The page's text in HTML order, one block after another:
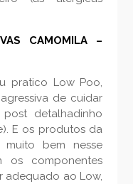
CAMOMILA –
pratico Low Poo,
de cuidar
detalhadinho
E os produtos da
muito bem nesse
os componentes
adequado ao Low,